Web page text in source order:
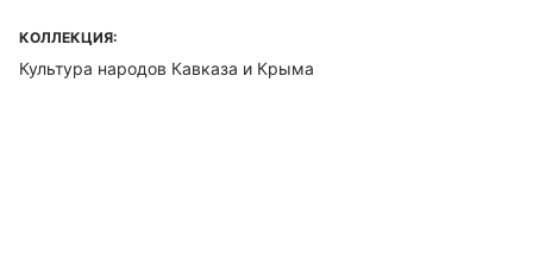
КОЛЛЕКЦИЯ:
Культура народов Кавказа и Крыма